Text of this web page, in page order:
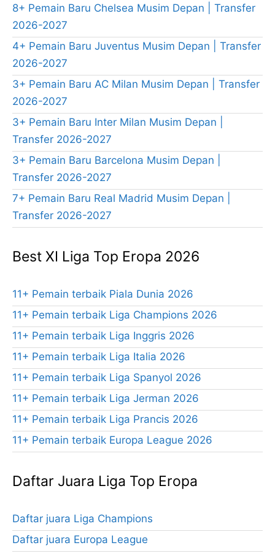
8+ Pemain Baru Chelsea Musim Depan | Transfer
2026-2027
4+ Pemain Baru Juventus Musim Depan | Transfer
2026-2027
3+ Pemain Baru AC Milan Musim Depan | Transfer
2026-2027
3+ Pemain Baru Inter Milan Musim Depan |
Transfer 2026-2027
3+ Pemain Baru Barcelona Musim Depan |
Transfer 2026-2027
7+ Pemain Baru Real Madrid Musim Depan |
Transfer 2026-2027
Best XI Liga Top Eropa 2026
11+ Pemain terbaik Piala Dunia 2026
11+ Pemain terbaik Liga Champions 2026
11+ Pemain terbaik Liga Inggris 2026
11+ Pemain terbaik Liga Italia 2026
11+ Pemain terbaik Liga Spanyol 2026
11+ Pemain terbaik Liga Jerman 2026
11+ Pemain terbaik Liga Prancis 2026
11+ Pemain terbaik Europa League 2026
Daftar Juara Liga Top Eropa
Daftar juara Liga Champions
Daftar juara Europa League